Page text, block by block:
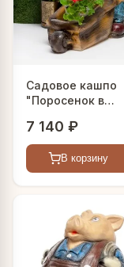
Садовое кашпо
"Поросенок в
7 140 ₽
В корзину